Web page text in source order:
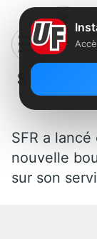
SFR se
SFR a
nouvelle
sur son